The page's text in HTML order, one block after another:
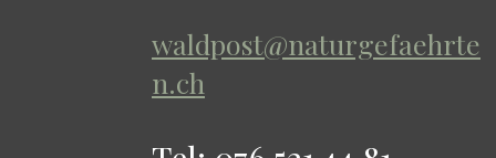
g
A
b
waldpost@naturgefaehrte
n.ch